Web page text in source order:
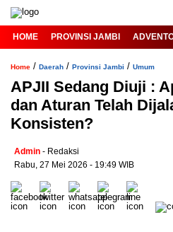
HOME PROVINSI JAMBI
Home / Daerah / Provinsi Jambi / Umum
APJII Sedang Diuji :
dan Aturan Telah
Konsisten?
Admin - Redaksi
Rabu, 27 Mei 2026 - 19:49 WIB